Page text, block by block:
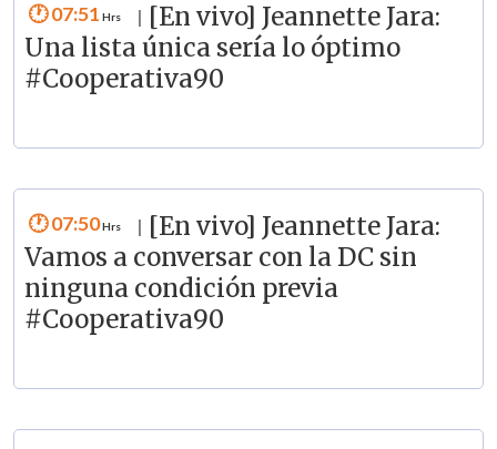
07:51
[En vivo] Jeannette Jara:
Una lista única sería lo óptimo
#Cooperativa90
07:50
[En vivo] Jeannette Jara:
Vamos a conversar con la DC sin
ninguna condición previa
#Cooperativa90